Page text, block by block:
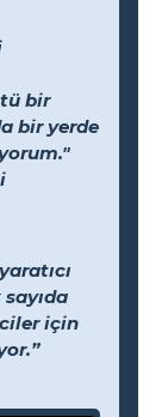
bir
bir yerde
için